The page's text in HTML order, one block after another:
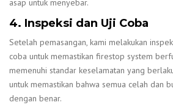
asap untuk menyebar.
4. Inspeksi dan Uji Coba
Setelah pemasangan, kami melakukan
coba untuk memastikan firestop system
memenuhi standar keselamatan yang
untuk memastikan bahwa semua celah dan
dengan benar.